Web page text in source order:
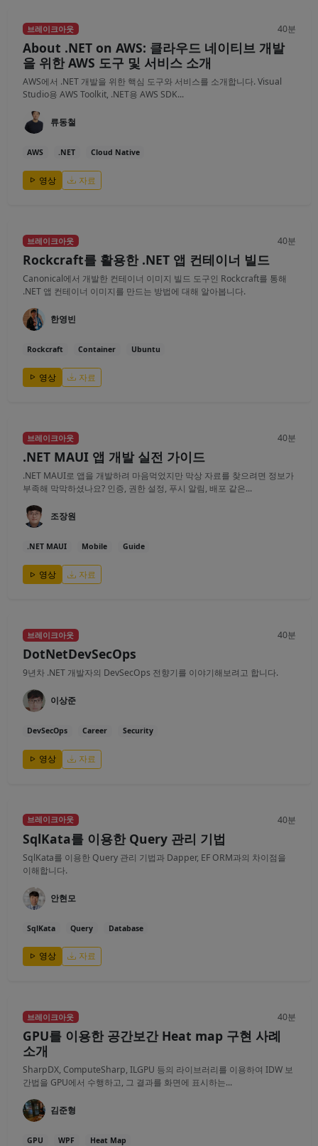
브레이크아웃 40분
About .NET on AWS: 클라우드 네이티브 개발
을 위한 AWS 도구 및 서비스 소개
AWS에서 .NET 개발을 위한 핵심 도구와 서비스를 소개합니다. Visual
Studio용 AWS Toolkit, .NET용 AWS SDK...
류동철
AWS .NET Cloud Native
영상 자료
브레이크아웃 40분
Rockcraft를 활용한 .NET 앱 컨테이너 빌드
Canonical에서 개발한 컨테이너 이미지 빌드 도구인 Rockcraft를 통해
.NET 앱 컨테이너 이미지를 만드는 방법에 대해 알아봅니다.
한영빈
Rockcraft Container Ubuntu
영상 자료
브레이크아웃 40분
.NET MAUI 앱 개발 실전 가이드
.NET MAUI로 앱을 개발하려 마음먹었지만 막상 자료를 찾으려면 정보가
부족해 막막하셨나요? 인증, 권한 설정, 푸시 알림, 배포 같은...
조장원
.NET MAUI Mobile Guide
영상 자료
브레이크아웃 40분
DotNetDevSecOps
9년차 .NET 개발자의 DevSecOps 전향기를 이야기해보려고 합니다.
이상준
DevSecOps Career Security
영상 자료
브레이크아웃 40분
SqlKata를 이용한 Query 관리 기법
SqlKata를 이용한 Query 관리 기법과 Dapper, EF ORM과의 차이점을
이해합니다.
안현모
SqlKata Query Database
영상 자료
브레이크아웃 40분
GPU를 이용한 공간보간 Heat map 구현 사례
소개
SharpDX, ComputeSharp, ILGPU 등의 라이브러리를 이용하여 IDW 보
간법을 GPU에서 수행하고, 그 결과를 화면에 표시하는...
김준형
GPU WPF Heat Map